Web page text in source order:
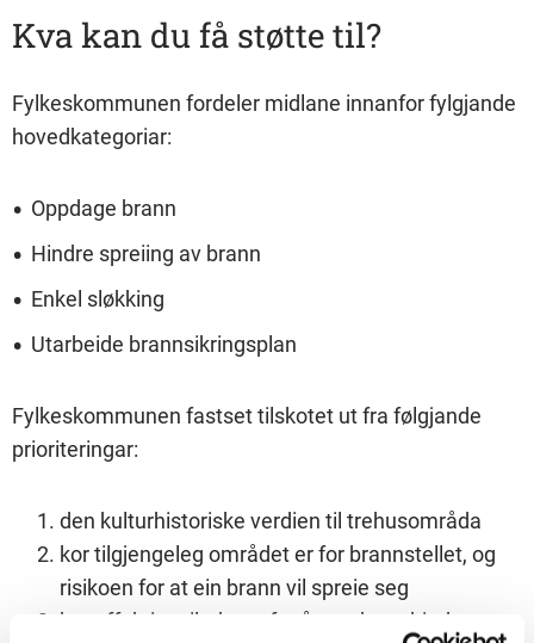
Kva kan du få støtte til?
Fylkeskommunen fordeler midlane innanfor fylgjande
hovedkategoriar:
Oppdage brann
Hindre spreiing av brann
Enkel sløkking
Utarbeide brannsikringsplan
Fylkeskommunen fastset tilskotet ut fra følgjande
prioriteringar:
den kulturhistoriske verdien til trehusområda
kor tilgjengeleg området er for brannstellet, og
risikoen for at ein brann vil spreie seg
kor effektive tiltaka er for å oppdage, hindre